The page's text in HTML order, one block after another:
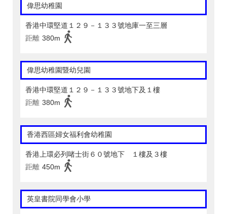
偉思幼稚園
香港中環堅道１２９－１３３號地庫一至三層
距離 380m
偉思幼稚園暨幼兒園
香港中環堅道１２９－１３３號地下及１樓
距離 380m
香港西區婦女福利會幼稚園
香港上環必列啫士街６０號地下 １樓及３樓
距離 450m
英皇書院同學會小學